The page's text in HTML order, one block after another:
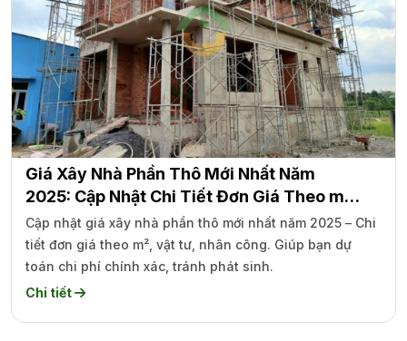
Giá Xây Nhà Phần Thô Mới Nhất Năm
2025: Cập Nhật Chi Tiết Đơn Giá Theo m²
Từng Loại Công Trình
Cập nhật giá xây nhà phần thô mới nhất năm 2025 – Chi
tiết đơn giá theo m², vật tư, nhân công. Giúp bạn dự
toán chi phí chính xác, tránh phát sinh.
Chi tiết